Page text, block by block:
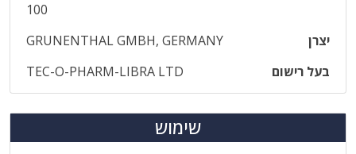
100
יצרן
GRUNENTHAL GMBH, GERMANY
בעל רישום
TEC-O-PHARM-LIBRA LTD
שימוש